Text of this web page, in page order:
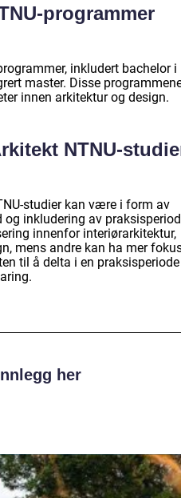
programmer
inkludert bachelor i
master. Disse
innen arkitektur og design.
NTNU-
studier kan være i form av
inkludering av
innenfor interiørarkitektur,
mens andre kan ha mer
til å delta i en
her